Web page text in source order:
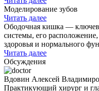
Моделирование зубов
Читать далее
Ободочная кишка —
системы, его
здоровья и нормального
Читать далее
Обсуждения
Вдовин Алексей
Практикующий хирург и